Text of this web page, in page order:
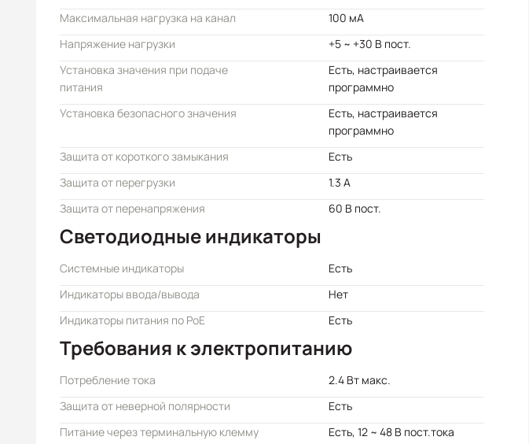
Максимальная нагрузка на канал
100 мА
Напряжение нагрузки
+5 ~ +30 В пост.
Установка значения при подаче
питания
Есть, настраивается
программно
Установка безопасного значения
Есть, настраивается
программно
Защита от короткого замыкания
Есть
Защита от перегрузки
1.3 А
Защита от перенапряжения
60 В пост.
Светодиодные индикаторы
Системные индикаторы
Есть
Индикаторы ввода/вывода
Нет
Индикаторы питания по PoE
Есть
Требования к электропитанию
Потребление тока
2.4 Вт макс.
Защита от неверной полярности
Есть
Питание через терминальную клемму
Есть, 12 ~ 48 В пост.тока